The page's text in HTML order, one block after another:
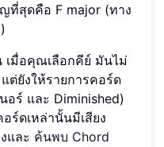
ที่สุดคือ F major (ทาง
เมื่อคุณเลือกคีย์ มันไม่
ต่ยังให้รายการคอร์ด
อร์ และ Diminished)
ร์ดเหล่านั้นมีเสียง
และ ค้นพบ Chord